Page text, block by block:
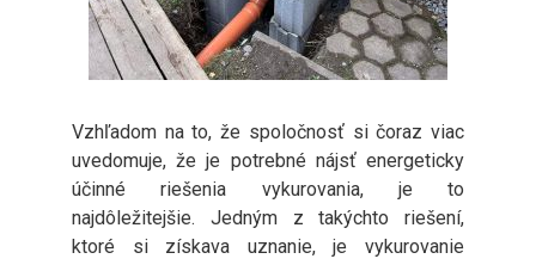
Vzhľadom na to, že spoločnosť si čoraz viac
uvedomuje, že je potrebné nájsť energeticky
účinné riešenia vykurovania, je to
najdôležitejšie. Jedným z takýchto riešení,
ktoré si získava uznanie, je vykurovanie